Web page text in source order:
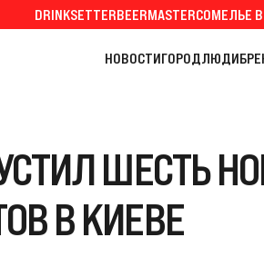
DRINKSETTERBEERMASTERСОМЕЛЬЕ
НОВОСТИГОРОДЛЮДИ
ШЕСТЬ
В КИЕВЕ